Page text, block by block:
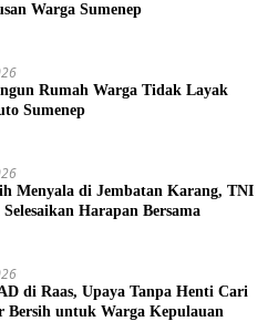
Warga Sumenep
Rumah Warga Tidak Layak
Sumenep
Menyala di Jembatan Karang, TNI
Harapan Bersama
di Raas, Upaya Tanpa Henti Cari
Bersih untuk Warga Kepulauan